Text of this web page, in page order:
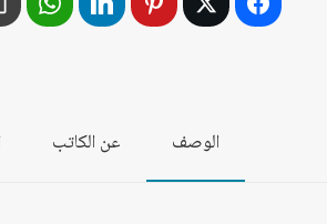
العربية
الإصلاح
الوصف عن الكاتب